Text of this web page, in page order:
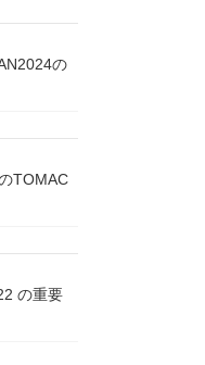
の
TOMAC
の重要